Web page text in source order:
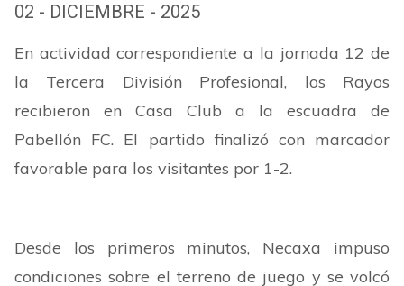
02 - DICIEMBRE - 2025
En actividad correspondiente a la jornada 12 de
la Tercera División Profesional, los Rayos
recibieron en Casa Club a la escuadra de
Pabellón FC. El partido finalizó con marcador
favorable para los visitantes por 1-2.
Desde los primeros minutos, Necaxa impuso
condiciones sobre el terreno de juego y se volcó